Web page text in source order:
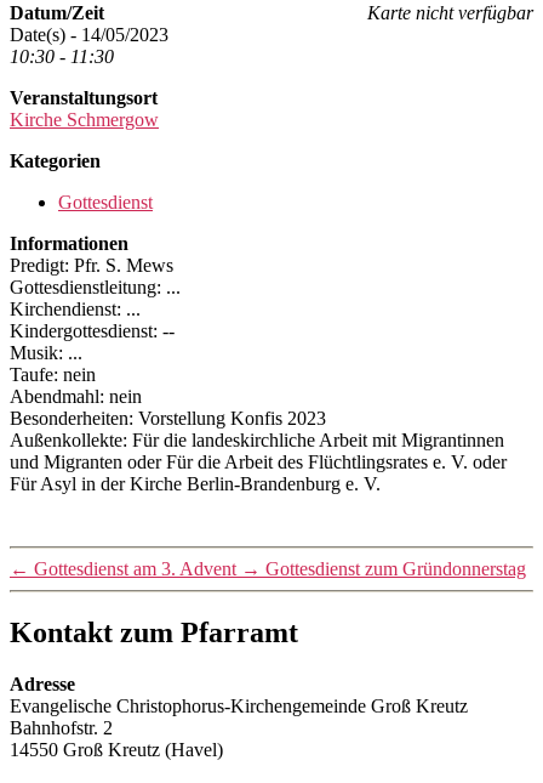
Karte nicht verfügbar
Datum/Zeit
Date(s) - 14/05/2023
10:30 - 11:30
Veranstaltungsort
Kirche Schmergow
Kategorien
Gottesdienst
Informationen
Predigt: Pfr. S. Mews
Gottesdienstleitung: ...
Kirchendienst: ...
Kindergottesdienst: --
Musik: ...
Taufe: nein
Abendmahl: nein
Besonderheiten: Vorstellung Konfis 2023
Außenkollekte: Für die landeskirchliche Arbeit mit Migrantinnen
und Migranten oder Für die Arbeit des Flüchtlingsrates e. V. oder
Für Asyl in der Kirche Berlin-Brandenburg e. V.
← Gottesdienst am 3. Advent → Gottesdienst zum Gründonnerstag
Kontakt zum Pfarramt
Adresse
Evangelische Christophorus-Kirchengemeinde Groß Kreutz
Bahnhofstr. 2
14550 Groß Kreutz (Havel)